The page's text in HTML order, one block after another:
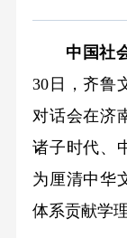
中国社
30日，齐鲁
对话会在济
诸子时代、
为厘清中华
体系贡献学